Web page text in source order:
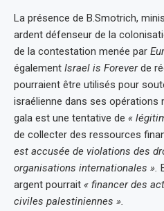
La présence de B.Smotrich,
ardent défenseur de la
de la contestation menée par
également Israel is Foreverde
pourraient être utilisés pour
israélienne dans ses opérations
gala est une tentative de «
de collecter des ressources
est accusée de violations des
organisations internationales ».
argent pourrait « financer des
civiles palestiniennes ».